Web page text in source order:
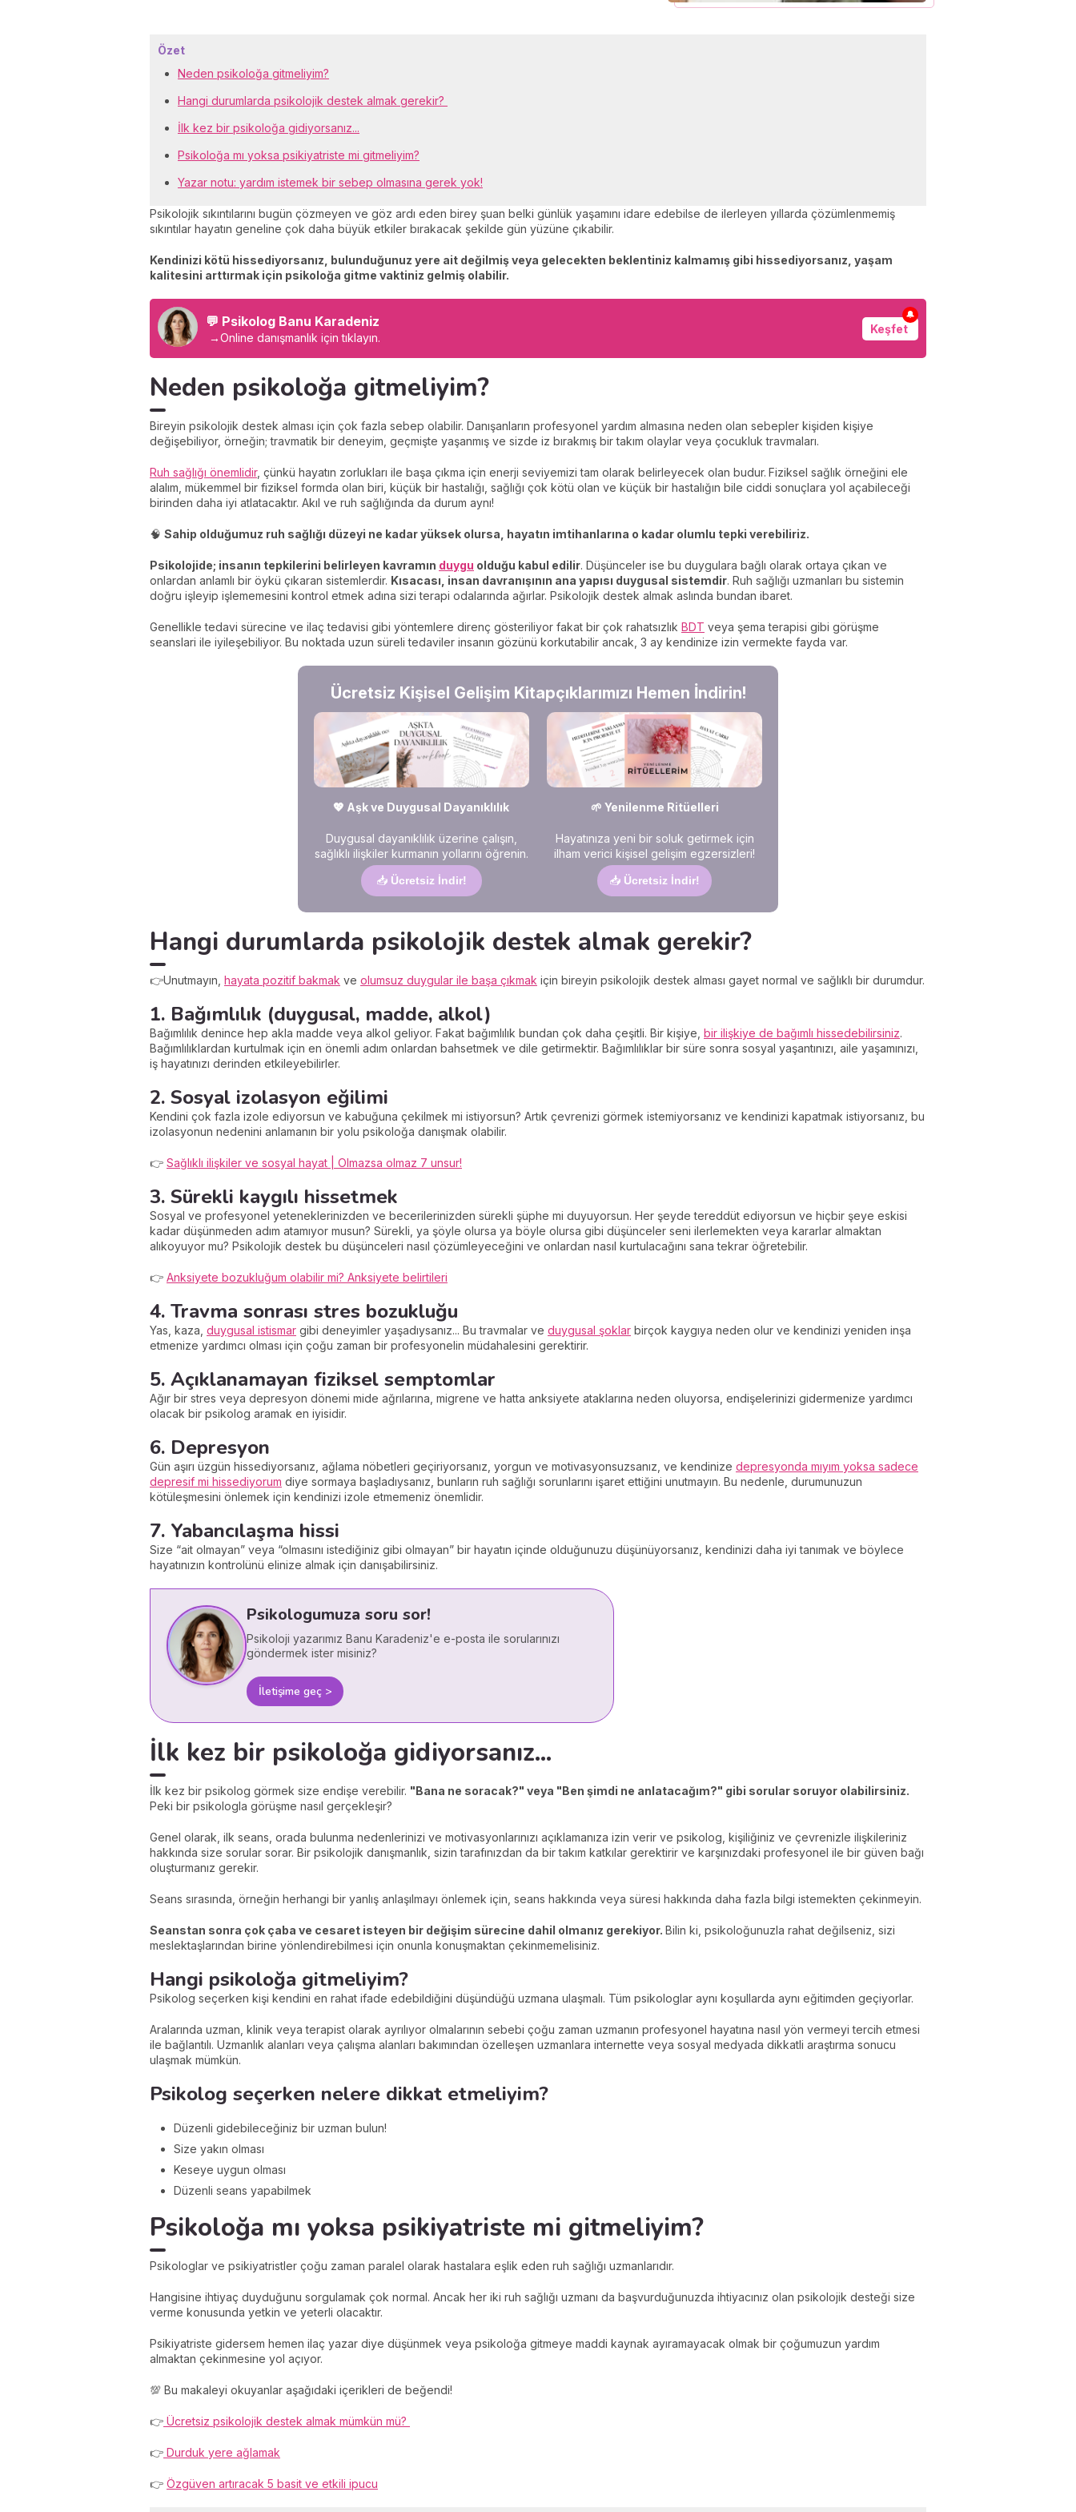
Özet
Neden psikoloğa gitmeliyim?
Hangi durumlarda psikolojik destek almak gerekir?
İlk kez bir psikoloğa gidiyorsanız...
Psikoloğa mı yoksa psikiyatriste mi gitmeliyim?
Yazar notu: yardım istemek bir sebep olmasına gerek yok!
Psikolojik sıkıntılarını bugün çözmeyen ve göz ardı eden birey şuan belki günlük yaşamını idare edebilse de ilerleyen yıllarda çözümlenmemiş
sıkıntılar hayatın geneline çok daha büyük etkiler bırakacak şekilde gün yüzüne çıkabilir.
Kendinizi kötü hissediyorsanız, bulunduğunuz yere ait değilmiş veya gelecekten beklentiniz kalmamış gibi hissediyorsanız, yaşam
kalitesini arttırmak için psikoloğa gitme vaktiniz gelmiş olabilir.
💬 Psikolog Banu Karadeniz
→Online danışmanlık için tıklayın.
Keşfet
🔔
Neden psikoloğa gitmeliyim?
Bireyin psikolojik destek alması için çok fazla sebep olabilir. Danışanların profesyonel yardım almasına neden olan sebepler kişiden kişiye
değişebiliyor, örneğin; travmatik bir deneyim, geçmişte yaşanmış ve sizde iz bırakmış bir takım olaylar veya çocukluk travmaları.
Ruh sağlığı önemlidir, çünkü hayatın zorlukları ile başa çıkma için enerji seviyemizi tam olarak belirleyecek olan budur. Fiziksel sağlık örneğini ele
alalım, mükemmel bir fiziksel formda olan biri, küçük bir hastalığı, sağlığı çok kötü olan ve küçük bir hastalığın bile ciddi sonuçlara yol açabileceği
birinden daha iyi atlatacaktır. Akıl ve ruh sağlığında da durum aynı!
🧠 Sahip olduğumuz ruh sağlığı düzeyi ne kadar yüksek olursa, hayatın imtihanlarına o kadar olumlu tepki verebiliriz.
Psikolojide; insanın tepkilerini belirleyen kavramın duygu olduğu kabul edilir. Düşünceler ise bu duygulara bağlı olarak ortaya çıkan ve
onlardan anlamlı bir öykü çıkaran sistemlerdir. Kısacası, insan davranışının ana yapısı duygusal sistemdir. Ruh sağlığı uzmanları bu sistemin
doğru işleyip işlememesini kontrol etmek adına sizi terapi odalarında ağırlar. Psikolojik destek almak aslında bundan ibaret.
Genellikle tedavi sürecine ve ilaç tedavisi gibi yöntemlere direnç gösteriliyor fakat bir çok rahatsızlık BDT veya şema terapisi gibi görüşme
seanslari ile iyileşebiliyor. Bu noktada uzun süreli tedaviler insanın gözünü korkutabilir ancak, 3 ay kendinize izin vermekte fayda var.
Ücretsiz Kişisel Gelişim Kitapçıklarımızı Hemen İndirin!
💖 Aşk ve Duygusal Dayanıklılık
Duygusal dayanıklılık üzerine çalışın,
sağlıklı ilişkiler kurmanın yollarını öğrenin.
📥Ücretsiz İndir!
🌱 Yenilenme Ritüelleri
Hayatınıza yeni bir soluk getirmek için
ilham verici kişisel gelişim egzersizleri!
📥 Ücretsiz İndir!
Hangi durumlarda psikolojik destek almak gerekir?
👉Unutmayın, hayata pozitif bakmak ve olumsuz duygular ile başa çıkmak için bireyin psikolojik destek alması gayet normal ve sağlıklı bir durumdur.
1. Bağımlılık (duygusal, madde, alkol)
Bağımlılık denince hep akla madde veya alkol geliyor. Fakat bağımlılık bundan çok daha çeşitli. Bir kişiye, bir ilişkiye de bağımlı hissedebilirsiniz.
Bağımlılıklardan kurtulmak için en önemli adım onlardan bahsetmek ve dile getirmektir. Bağımlılıklar bir süre sonra sosyal yaşantınızı, aile yaşamınızı,
iş hayatınızı derinden etkileyebilirler.
2. Sosyal izolasyon eğilimi
Kendini çok fazla izole ediyorsun ve kabuğuna çekilmek mi istiyorsun? Artık çevrenizi görmek istemiyorsanız ve kendinizi kapatmak istiyorsanız, bu
izolasyonun nedenini anlamanın bir yolu psikoloğa danışmak olabilir.
👉 Sağlıklı ilişkiler ve sosyal hayat | Olmazsa olmaz 7 unsur!
3. Sürekli kaygılı hissetmek
Sosyal ve profesyonel yeteneklerinizden ve becerilerinizden sürekli şüphe mi duyuyorsun. Her şeyde tereddüt ediyorsun ve hiçbir şeye eskisi
kadar düşünmeden adım atamıyor musun? Sürekli, ya şöyle olursa ya böyle olursa gibi düşünceler seni ilerlemekten veya kararlar almaktan
alıkoyuyor mu? Psikolojik destek bu düşünceleri nasıl çözümleyeceğini ve onlardan nasıl kurtulacağını sana tekrar öğretebilir.
👉 Anksiyete bozukluğum olabilir mi? Anksiyete belirtileri
4. Travma sonrası stres bozukluğu
Yas, kaza, duygusal istismar gibi deneyimler yaşadıysanız... Bu travmalar ve duygusal şoklar birçok kaygıya neden olur ve kendinizi yeniden inşa
etmenize yardımcı olması için çoğu zaman bir profesyonelin müdahalesini gerektirir.
5. Açıklanamayan fiziksel semptomlar
Ağır bir stres veya depresyon dönemi mide ağrılarına, migrene ve hatta anksiyete ataklarına neden oluyorsa, endişelerinizi gidermenize yardımcı
olacak bir psikolog aramak en iyisidir.
6. Depresyon
Gün aşırı üzgün hissediyorsanız, ağlama nöbetleri geçiriyorsanız, yorgun ve motivasyonsuzsanız, ve kendinize depresyonda mıyım yoksa sadece
depresif mi hissediyorum diye sormaya başladıysanız, bunların ruh sağlığı sorunlarını işaret ettiğini unutmayın. Bu nedenle, durumunuzun
kötüleşmesini önlemek için kendinizi izole etmemeniz önemlidir.
7. Yabancılaşma hissi
Size “ait olmayan” veya “olmasını istediğiniz gibi olmayan” bir hayatın içinde olduğunuzu düşünüyorsanız, kendinizi daha iyi tanımak ve böylece
hayatınızın kontrolünü elinize almak için danışabilirsiniz.
Psikologumuza soru sor!
Psikoloji yazarımız Banu Karadeniz'e e-posta ile sorularınızı
göndermek ister misiniz?
İletişime geç >
İlk kez bir psikoloğa gidiyorsanız...
İlk kez bir psikolog görmek size endişe verebilir. "Bana ne soracak?" veya "Ben şimdi ne anlatacağım?" gibi sorular soruyor olabilirsiniz.
Peki bir psikologla görüşme nasıl gerçekleşir?
Genel olarak, ilk seans, orada bulunma nedenlerinizi ve motivasyonlarınızı açıklamanıza izin verir ve psikolog, kişiliğiniz ve çevrenizle ilişkileriniz
hakkında size sorular sorar. Bir psikolojik danışmanlık, sizin tarafınızdan da bir takım katkılar gerektirir ve karşınızdaki profesyonel ile bir güven bağı
oluşturmanız gerekir.
Seans sırasında, örneğin herhangi bir yanlış anlaşılmayı önlemek için, seans hakkında veya süresi hakkında daha fazla bilgi istemekten çekinmeyin.
Seanstan sonra çok çaba ve cesaret isteyen bir değişim sürecine dahil olmanız gerekiyor. Bilin ki, psikoloğunuzla rahat değilseniz, sizi
meslektaşlarından birine yönlendirebilmesi için onunla konuşmaktan çekinmemelisiniz.
Hangi psikoloğa gitmeliyim?
Psikolog seçerken kişi kendini en rahat ifade edebildiğini düşündüğü uzmana ulaşmalı. Tüm psikologlar aynı koşullarda aynı eğitimden geçiyorlar.
Aralarında uzman, klinik veya terapist olarak ayrılıyor olmalarının sebebi çoğu zaman uzmanın profesyonel hayatına nasıl yön vermeyi tercih etmesi
ile bağlantılı. Uzmanlık alanları veya çalışma alanları bakımından özelleşen uzmanlara internette veya sosyal medyada dikkatli araştırma sonucu
ulaşmak mümkün.
Psikolog seçerken nelere dikkat etmeliyim?
Düzenli gidebileceğiniz bir uzman bulun!
Size yakın olması
Keseye uygun olması
Düzenli seans yapabilmek
Psikoloğa mı yoksa psikiyatriste mi gitmeliyim?
Psikologlar ve psikiyatristler çoğu zaman paralel olarak hastalara eşlik eden ruh sağlığı uzmanlarıdır.
Hangisine ihtiyaç duyduğunu sorgulamak çok normal. Ancak her iki ruh sağlığı uzmanı da başvurduğunuzda ihtiyacınız olan psikolojik desteği size
verme konusunda yetkin ve yeterli olacaktır.
Psikiyatriste gidersem hemen ilaç yazar diye düşünmek veya psikoloğa gitmeye maddi kaynak ayıramayacak olmak bir çoğumuzun yardım
almaktan çekinmesine yol açıyor.
💯 Bu makaleyi okuyanlar aşağıdaki içerikleri de beğendi!
👉 Ücretsiz psikolojik destek almak mümkün mü?
👉 Durduk yere ağlamak
👉 Özgüven artıracak 5 basit ve etkili ipucu